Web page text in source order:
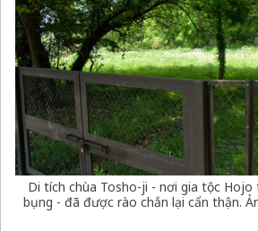
Di tích chùa Tosho-ji - nơi gia tộc Hojo
bụng - đã được rào chắn lại cẩn thận.